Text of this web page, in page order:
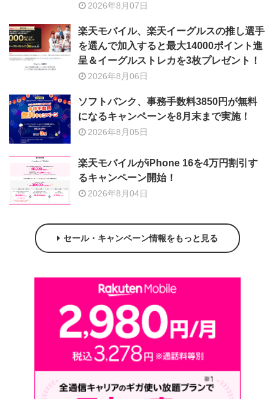
2026年8月07日
楽天モバイル、楽天イーグルスの推し選手
を選んで加入すると最大14000ポイント進
呈＆イーグルストレカを3枚プレゼント！
2026年8月06日
ソフトバンク、事務手数料3850円が無料
になるキャンペーンを8月末まで実施！
2026年8月05日
楽天モバイルがiPhone 16を4万円割引す
るキャンペーン開始！
2026年8月04日
セール・キャンペーン情報をもっと見る